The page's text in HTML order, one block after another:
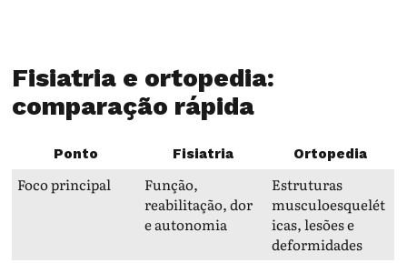
Fisiatria e ortopedia:
comparação rápida
Ponto Fisiatria Ortopedia
Foco principal
Função,
reabilitação, dor
e autonomia
Estruturas
musculoesquelét
icas, lesões e
deformidades